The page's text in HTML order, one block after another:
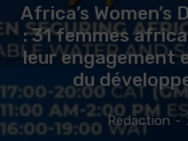
Africa’s Women’s
: 31 femmes
leur engagement
du
Redaction -